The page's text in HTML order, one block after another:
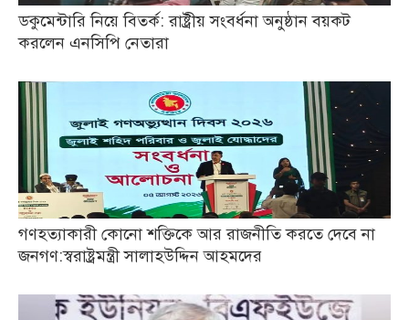
ডকুমেন্টারি নিয়ে বিতর্ক: রাষ্ট্রীয় সংবর্ধনা অনুষ্ঠান বয়কট
করলেন এনসিপি নেতারা
গণহত্যাকারী কোনো শক্তিকে আর রাজনীতি করতে দেবে না
জনগণ:স্বরাষ্ট্রমন্ত্রী সালাহউদ্দিন আহমদের